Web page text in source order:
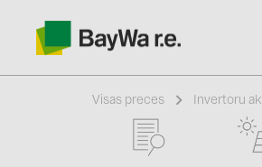
Visas preces Invertoru